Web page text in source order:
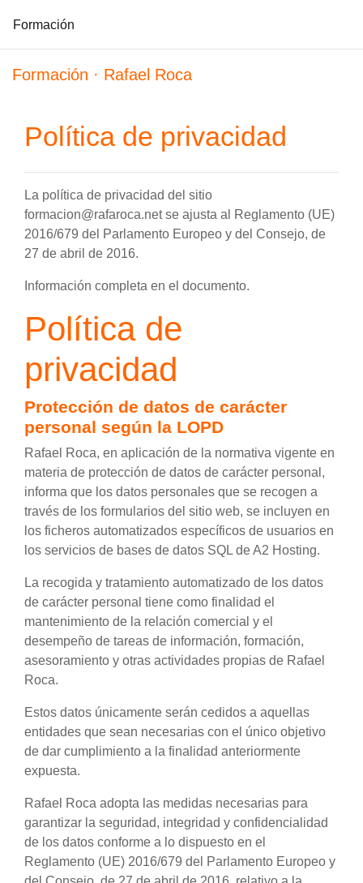
Formación
Formación · Rafael Roca
Política de privacidad
La política de privacidad del sitio
formacion@rafaroca.net se ajusta al Reglamento (UE)
2016/679 del Parlamento Europeo y del Consejo, de
27 de abril de 2016.
Información completa en el documento.
Política de
privacidad
Protección de datos de carácter
personal según la LOPD
Rafael Roca, en aplicación de la normativa vigente en
materia de protección de datos de carácter personal,
informa que los datos personales que se recogen a
través de los formularios del sitio web, se incluyen en
los ficheros automatizados específicos de usuarios en
los servicios de bases de datos SQL de A2 Hosting.
La recogida y tratamiento automatizado de los datos
de carácter personal tiene como finalidad el
mantenimiento de la relación comercial y el
desempeño de tareas de información, formación,
asesoramiento y otras actividades propias de Rafael
Roca.
Estos datos únicamente serán cedidos a aquellas
entidades que sean necesarias con el único objetivo
de dar cumplimiento a la finalidad anteriormente
expuesta.
Rafael Roca adopta las medidas necesarias para
garantizar la seguridad, integridad y confidencialidad
de los datos conforme a lo dispuesto en el
Reglamento (UE) 2016/679 del Parlamento Europeo y